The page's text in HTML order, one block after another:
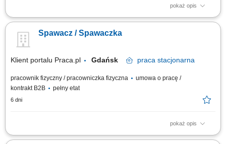
pokaż opis
praktyczna umiejętność spawania, mile widziane ważne certyfikaty
Spawacz / Spawaczka
Klient portalu Praca.pl Gdańsk praca stacjonarna
pracownik fizyczny / pracowniczka fizyczna
umowa o pracę /
kontrakt B2B
pełny etat
6 dni
pokaż opis
Spawanie i montaż elementów metodą TIG 141 (aluminium) Tworzenie